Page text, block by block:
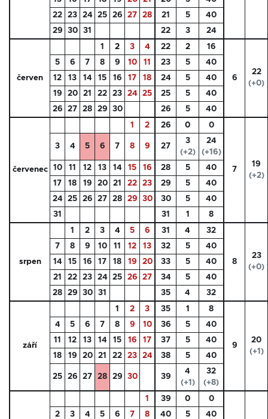
22
23 24 25 26 27 28 21 5
40
29
30 31 22 3 24
červen
1 2 3 4 22 2 16
6
22
(+0)
5 6 7 8 9 10 11 23 5
40
12
13 14 15 16 17 18 24 5
40
19
20 21 22 23 24 25 25 5
40
26
27 28 29 30 26 5 40
červenec
1 2 26 0 0
7
19
(+2)
3 4 5 6 7 8 9 27
3
(+2)
24
(+16)
10
11 12 13 14 15 16 28 5
40
17
18 19 20 21 22 23 29 5
40
24
25 26 27 28 29 30 30 5
40
31
31 1 8
srpen
1 2 3 4 5 6 31 4 32
8
23
(+0)
7 8 9 10 11 12 13 32 5
40
14
15 16 17 18 19 20 33 5
40
21
22 23 24 25 26 27 34 5
40
28
29 30 31 35 4 32
září
1 2 3 35 1 8
9
20
(+1)
4 5 6 7 8 9 10 36 5
40
11
12 13 14 15 16 17 37 5
40
18
19 20 21 22 23 24 38 5 40
25 26 27 28 29 30 39
4
(+1)
32
(+8)
1 39 0 0
2 3 4 5 6 7 8 40 5
40